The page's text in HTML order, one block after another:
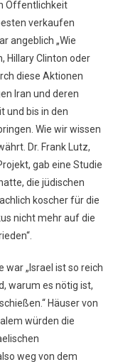
Öffentlichkeit
verkaufen
angeblich „Wie
Hillary Clinton oder
diese Aktionen
Iran und deren
und bis in den
Wie wir wissen
Dr. Frank Lutz,
gab eine Studie
die jüdischen
koscher für die
nicht mehr auf die
war „Israel ist so reich
warum es nötig ist,
Häuser von
würden die
weg von dem